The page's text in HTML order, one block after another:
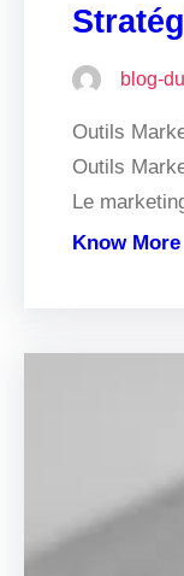
blog-
Outils
Outils
Le
Know More